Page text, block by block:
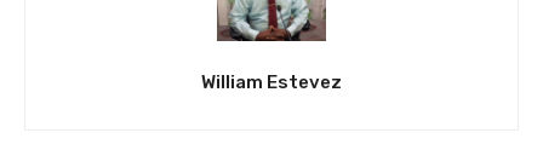
William Estevez